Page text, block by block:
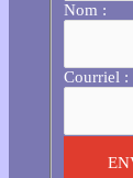
Nom :
Courriel :